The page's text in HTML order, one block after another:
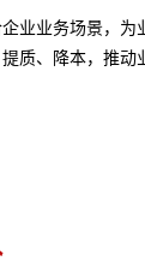
业业务场景，
质、降本，推动